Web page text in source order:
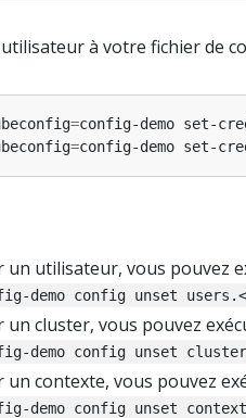
à votre fichier de
=config-demo set-
=config-demo set-
un utilisateur, vous pouvez
demo config unset
cluster, vous pouvez
demo config unset
contexte, vous pouvez
demo config unset